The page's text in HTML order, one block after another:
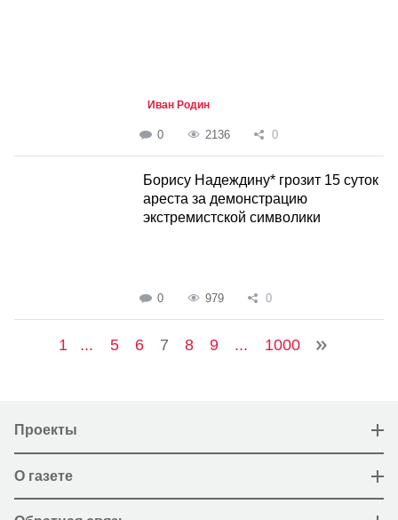
Иван Родин
0 2136 0
Борису Надеждину* грозит 15 суток
ареста за демонстрацию
экстремистской символики
0 979 0
1 ... 5 6 7 8 9 ... 1000
Проекты
О газете